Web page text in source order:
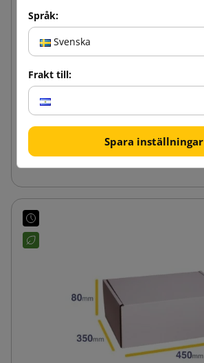
Lägg till i varukorgen
Språk:
Svenska
Frakt till:
Spara inställningar